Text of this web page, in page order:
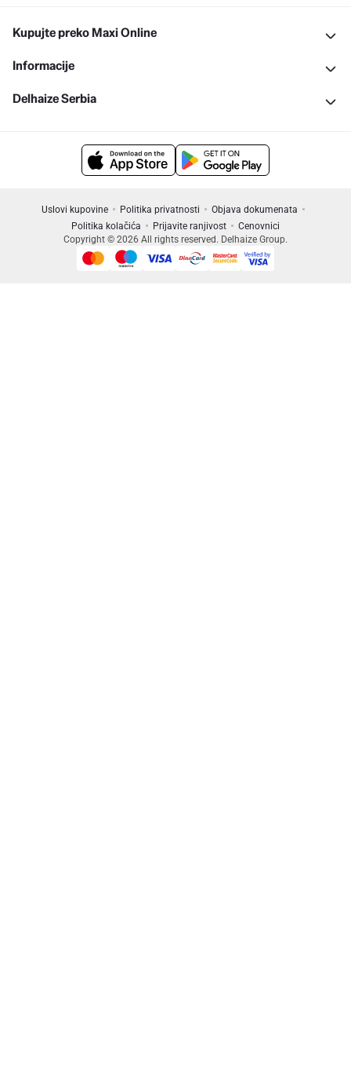
Kupujte preko Maxi Online
Informacije
Delhaize Serbia
Uslovi kupovine Politika privatnosti
Objava dokumenata
Politika kolačića
Prijavite ranjivost
Cenovnici
Copyright © 2026 All rights reserved. Delhaize Group.